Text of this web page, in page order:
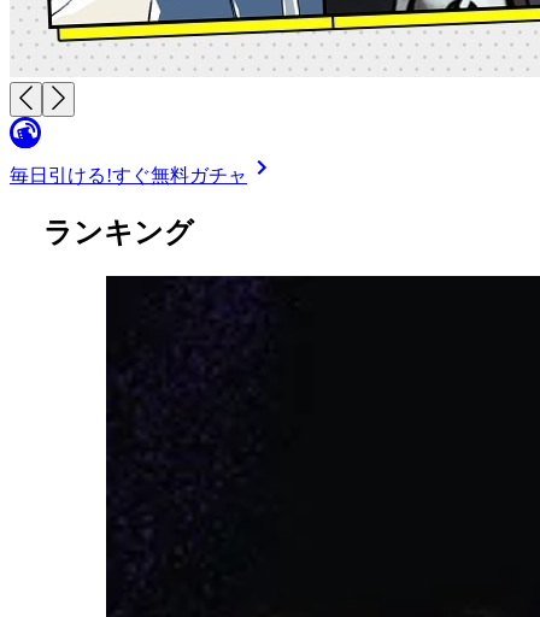
毎日引ける!すぐ無料ガチャ
ランキング